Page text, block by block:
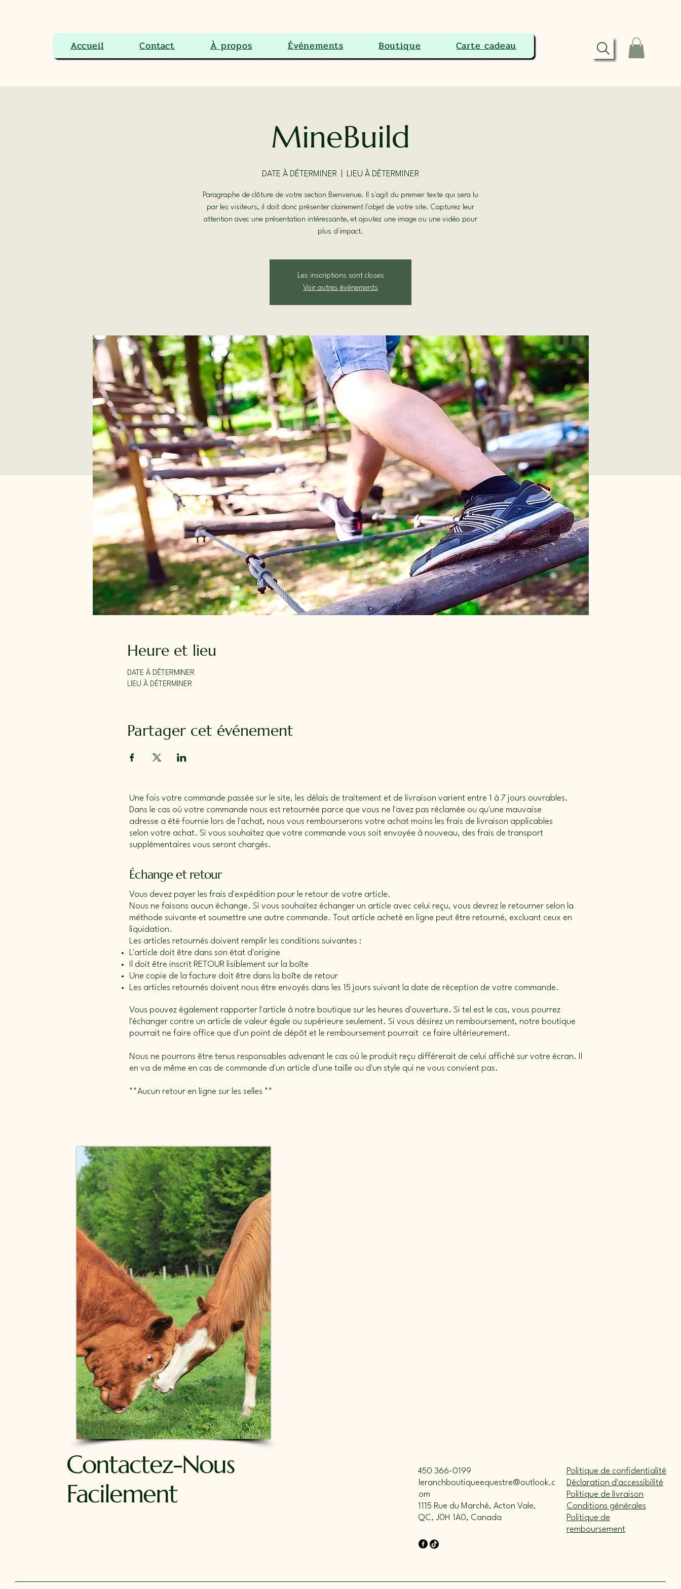
Accueil Contact À propos Événements Boutique Carte cadeau
MineBuild
DATE À DÉTERMINER LIEU À DÉTERMINER
Paragraphe de clôture de votre section Bienvenue. Il s'agit du premier texte qui sera lu
par les visiteurs, il doit donc présenter clairement l'objet de votre site. Capturez leur
attention avec une présentation intéressante, et ajoutez une image ou une vidéo pour
plus d'impact.
Les inscriptions sont closes
Voir autres événements
Heure et lieu
DATE À DÉTERMINER
LIEU À DÉTERMINER
Partager cet événement
Une fois votre commande passée sur le site, les délais de traitement et de livraison varient entre 1 à 7 jours ouvrables.
Dans le cas où votre commande nous est retournée parce que vous ne l'avez pas réclamée ou qu'une mauvaise
adresse a été fournie lors de l'achat, nous vous rembourserons votre achat moins les frais de livraison applicables
selon votre achat. Si vous souhaitez que votre commande vous soit envoyée à nouveau, des frais de transport
supplémentaires vous seront chargés.
Échange et retour
Contactez-Nous
Facilement
450 366-0199
leranchboutiqueequestre@outlook.c
om
1115 Rue du Marché, Acton Vale,
QC, J0H 1A0, Canada
Politique de confidentialité
Déclaration d'accessibilité
Politique de livraison
Conditions générales
Politique de
remboursement
Vous devez payer les frais d'expédition pour le retour de votre article.
Nous ne faisons aucun échange. Si vous souhaitez échanger un article avec celui reçu, vous devrez le retourner selon la
méthode suivante et soumettre une autre commande. Tout article acheté en ligne peut être retourné, excluant ceux en
liquidation.
Les articles retournés doivent remplir les conditions suivantes :
L'article doit être dans son état d'origine
Il doit être inscrit RETOUR lisiblement sur la boîte
Une copie de la facture doit être dans la boîte de retour
Les articles retournés doivent nous être envoyés dans les 15 jours suivant la date de réception de votre commande.
Vous pouvez également rapporter l'article à notre boutique sur les heures d'ouverture. Si tel est le cas, vous pourrez
l'échanger contre un article de valeur égale ou supérieure seulement. Si vous désirez un remboursement, notre boutique
pourrait ne faire office que d'un point de dépôt et le remboursement pourrait ce faire ultérieurement.
Nous ne pourrons être tenus responsables advenant le cas où le produit reçu différerait de celui affiché sur votre écran. Il
en va de même en cas de commande d'un article d'une taille ou d'un style qui ne vous convient pas.
**Aucun retour en ligne sur les selles **